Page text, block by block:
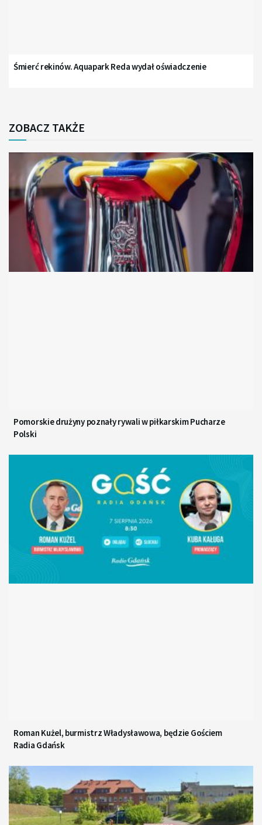
Śmierć rekinów. Aquapark Reda wydał oświadczenie
ZOBACZ TAKŻE
Pomorskie drużyny poznały rywali w piłkarskim Pucharze
Polski
Roman Kużel, burmistrz Władysławowa, będzie Gościem
Radia Gdańsk